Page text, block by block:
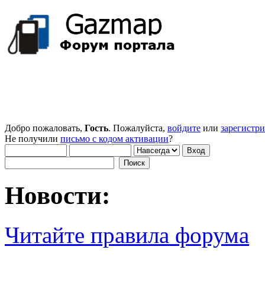
Добро пожаловать, Гость. Пожалуйста, войдите или
Не получили письмо с кодом активации?
Новости:
Читайте правила форума